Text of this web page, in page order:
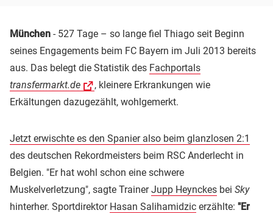
München - 527 Tage – so lange fiel Thiago seit Beginn
seines Engagements beim FC Bayern im Juli 2013 bereits
aus. Das belegt die Statistik des Fachportals
transfermarkt.de
, kleinere Erkrankungen wie
Erkältungen dazugezählt, wohlgemerkt.
Jetzt erwischte es den Spanier also beim glanzlosen 2:1
des deutschen Rekordmeisters beim RSC Anderlecht in
Belgien. "Er hat wohl schon eine schwere
Muskelverletzung", sagte TrainerJupp Heynckes bei Sky
hinterher. Sportdirektor Hasan Salihamidzic erzählte: "Er